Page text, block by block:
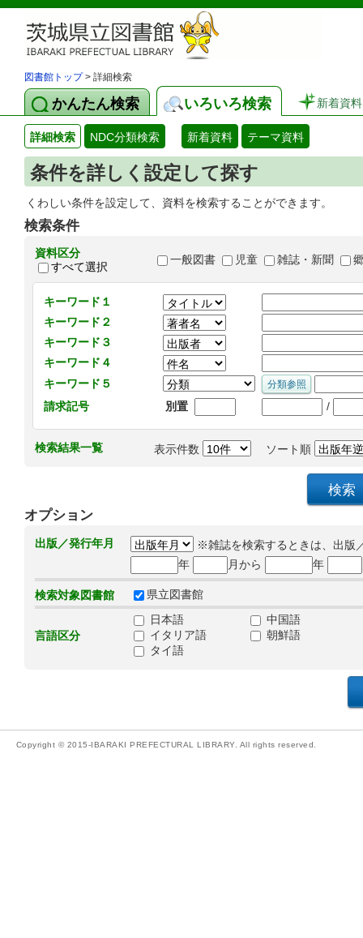
図書館トップ> 詳細検索
かんたん検索 いろいろ検索 新着資料
詳細検索 NDC分類検索 新着資料 テーマ資料
条件を詳しく設定して探す
くわしい条件を設定して、資料を検索することができます。
検索条件
資料区分
すべて選択
一般図書 児童 雑誌・新聞
キーワード１
キーワード２
キーワード３
キーワード４
キーワード５
請求記号
別置 /
検索結果一覧 表示件数 ソート順
オプション
出版／発行年月
※雑誌を検索するときは、出版
年
月から 年
検索対象図書館 県立図書館
言語区分
日本語
中国語
イタリア語
朝鮮語
タイ語
Copyright © 2015-IBARAKI PREFECTURAL LIBRARY. All rights reserved.